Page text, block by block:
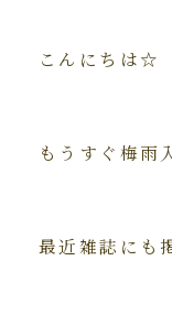
こんにちは☆
もうすぐ梅
最近雑誌にも